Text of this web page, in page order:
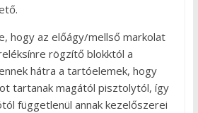
hogy az előágy/mellső markolat
rögzítő blokktól a
hátra a tartóelemek, hogy
tartanak magától pisztolytól, így
függetlenül annak kezelőszerei